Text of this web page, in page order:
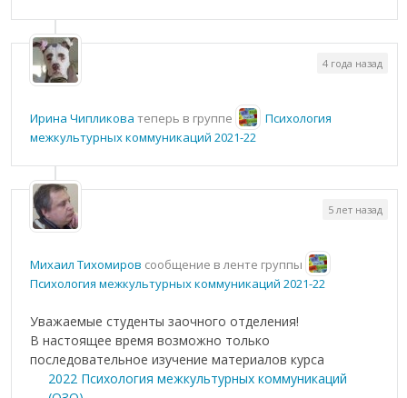
Ирина Чипликова теперь в группе
Психология
межкультурных коммуникаций 2021-22
4 года назад
Михаил Тихомиров сообщение в ленте группы
Психология межкультурных коммуникаций 2021-22
5 лет назад
Уважаемые студенты заочного отделения!
В настоящее время возможно только
последовательное изучение материалов курса
2022 Психология межкультурных коммуникаций